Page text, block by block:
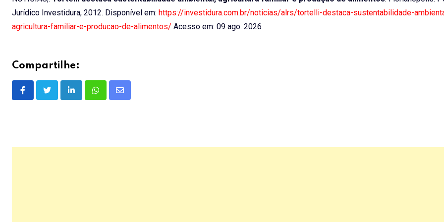
Jurídico Investidura, 2012. Disponível em: https://investidura.com.br/noticias/alrs/tortelli-destaca-sustentabilidade-
agricultura-familiar-e-producao-de-alimentos/ Acesso em: 09 ago. 2026
Compartilhe:
LinkedInWhatsappShare